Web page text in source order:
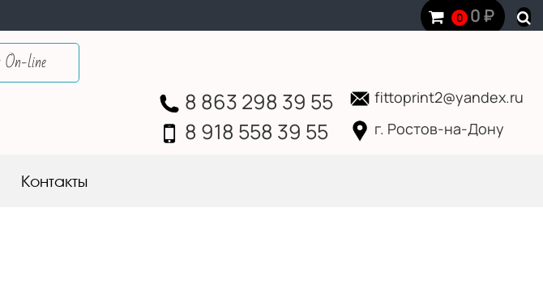
0 0₽
On-line
8 863 298 39 55
8 918 558 39 55
fittoprint2@yandex.ru
г. Ростов-на-Дону
Контакты